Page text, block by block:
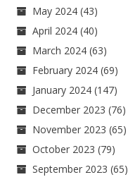
May 2024 (43)
April 2024 (40)
March 2024 (63)
February 2024 (69)
January 2024 (147)
December 2023 (76)
November 2023 (65)
October 2023 (79)
September 2023 (65)